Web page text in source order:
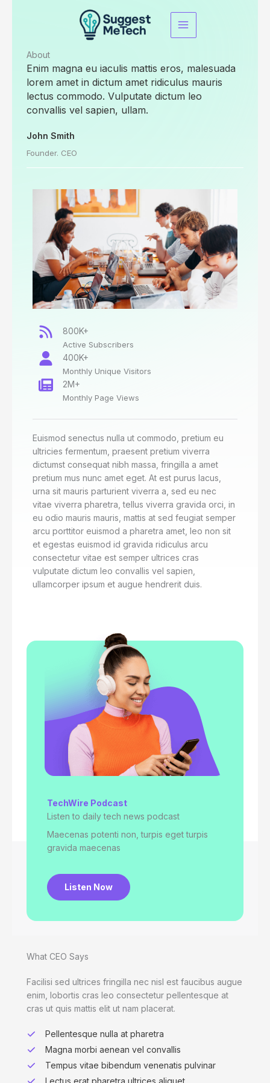
About​
Enim magna eu iaculis mattis eros, malesuada
lorem amet in dictum amet ridiculus mauris
lectus commodo. Vulputate dictum leo
convallis vel sapien, ullam.
John Smith
Founder. CEO
800K+
Active Subscribers
400K+
Monthly Unique Visitors
2M+
Monthly Page Views
Euismod senectus nulla ut commodo, pretium eu
ultricies fermentum, praesent pretium viverra
dictumst consequat nibh massa, fringilla a amet
pretium mus nunc amet eget. At est purus lacus,
urna sit mauris parturient viverra a, sed eu nec
vitae viverra pharetra, tellus viverra gravida orci, in
eu odio mauris mauris, mattis at sed feugiat semper
arcu porttitor euismod a pharetra amet, leo non sit
et egestas euismod id gravida ridiculus arcu
consectetur vitae est semper ultrices cras
vulputate dictum leo convallis vel sapien,
ullamcorper ipsum et augue hendrerit duis.
TechWire Podcast​
Listen to daily tech news podcast​
Maecenas potenti non, turpis eget turpis
gravida maecenas
Listen Now
What CEO Says​
Facilisi sed ultrices fringilla nec nisl est faucibus augue
enim, lobortis cras leo consectetur pellentesque at
cras ut quis mattis elit ut nam placerat.
Pellentesque nulla at pharetra
Magna morbi aenean vel convallis
Tempus vitae bibendum venenatis pulvinar